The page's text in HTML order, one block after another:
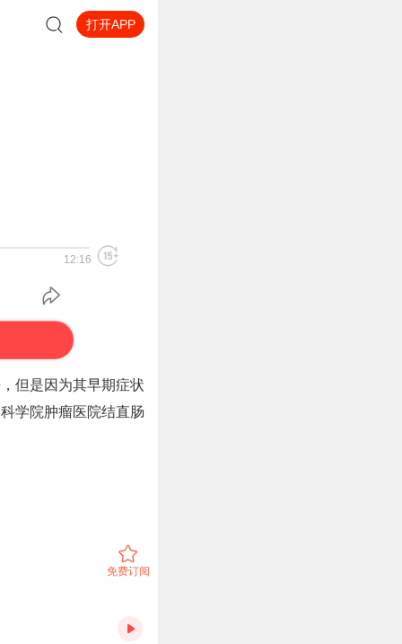
打开APP
12:16
但是因为其早期症状
学院肿瘤医院结直肠
免费订阅